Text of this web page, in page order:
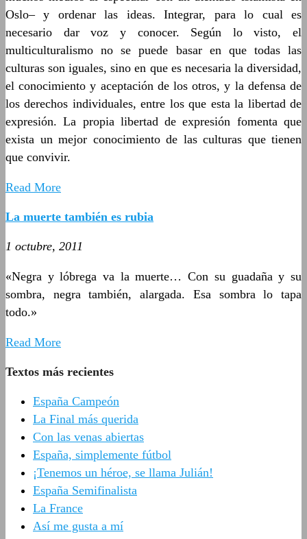
Oslo– y ordenar las ideas. Integrar, para lo cual es
necesario dar voz y conocer. Según lo visto, el
multiculturalismo no se puede basar en que todas las
culturas son iguales, sino en que es necesaria la diversidad,
el conocimiento y aceptación de los otros, y la defensa de
los derechos individuales, entre los que esta la libertad de
expresión. La propia libertad de expresión fomenta que
exista un mejor conocimiento de las culturas que tienen
que convivir.
Read More
La muerte también es rubia
1 octubre, 2011
«Negra y lóbrega va la muerte… Con su guadaña y su
sombra, negra también, alargada. Esa sombra lo tapa
todo.»
Read More
Textos más recientes
España Campeón
La Final más querida
Con las venas abiertas
España, simplemente fútbol
¡Tenemos un héroe, se llama Julián!
España Semifinalista
La France
Así me gusta a mí